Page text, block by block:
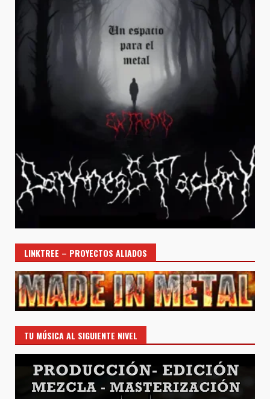
LINKTREE – PROYECTOS ALIADOS
TU MÚSICA AL SIGUIENTE NIVEL